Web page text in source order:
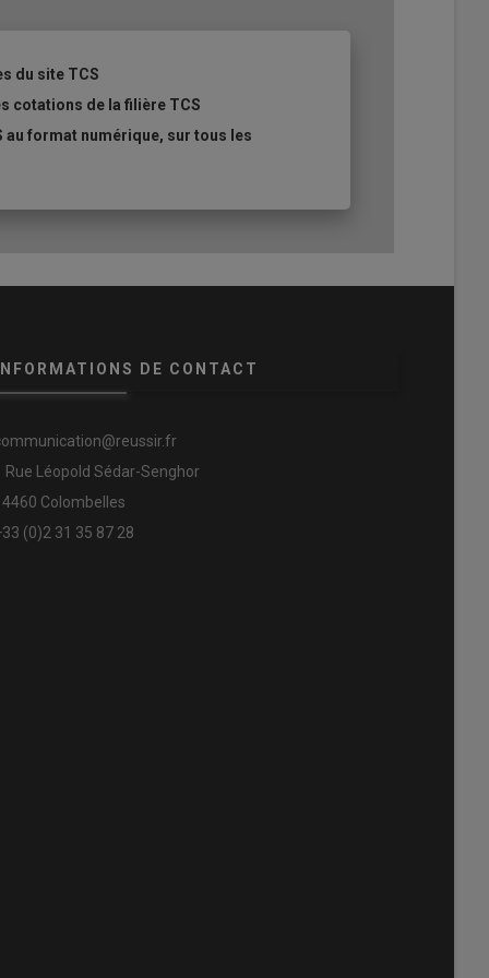
du site TCS
cotations de la filière TCS
au format numérique, sur tous les
DE CONTACT
Rue Léopold Sédar-Senghor
Colombelles
(0)2 31 35 87 28